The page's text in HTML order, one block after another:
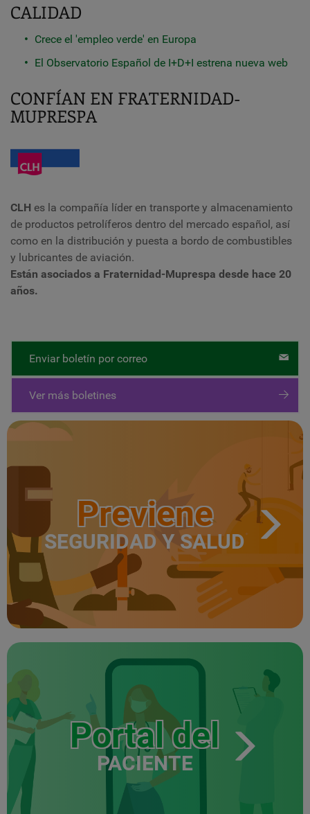
CALIDAD
Crece el 'empleo verde' en Europa
El Observatorio Español de I+D+I estrena nueva web
CONFÍAN EN FRATERNIDAD-
MUPRESPA
CLH es la compañía líder en transporte y almacenamiento
de productos petrolíferos dentro del mercado español, así
como en la distribución y puesta a bordo de combustibles
y lubricantes de aviación.
Están asociados a Fraternidad-Muprespa desde hace 20
años.
Enviar boletín por correo
Ver más boletines
Previene
SEGURIDAD Y SALUD
Portal del
PACIENTE